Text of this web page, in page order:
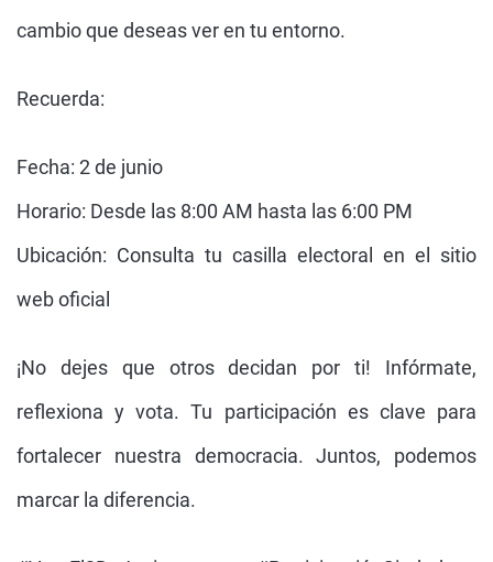
cambio que deseas ver en tu entorno.
Recuerda:
Fecha: 2 de junio
Horario: Desde las 8:00 AM hasta las 6:00 PM
Ubicación: Consulta tu casilla electoral en el sitio
web oficial
¡No dejes que otros decidan por ti! Infórmate,
reflexiona y vota. Tu participación es clave para
fortalecer nuestra democracia. Juntos, podemos
marcar la diferencia.